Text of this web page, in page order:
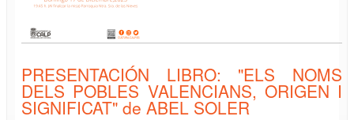
PRESENTACIÓN LIBRO: "ELS NOMS
DELS POBLES VALENCIANS, ORIGEN I
SIGNIFICAT" de ABEL SOLER